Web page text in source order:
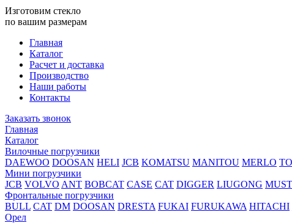
Изготовим стекло
по вашим размерам
Главная
Каталог
Расчет и доставка
Производство
Наши работы
Контакты
Заказать звонок
Главная
Каталог
Вилочные погрузчики
DAEWOO DOOSAN HELI JCB KOMATSU MANITOU MERLO
Мини погрузчики
JCB VOLVO ANT BOBCAT CASE CAT DIGGER LIUGONG
Фронтальные погрузчики
BULL CAT DM DOOSAN DRESTA FUKAI FURUKAWA HITACHI
Орел